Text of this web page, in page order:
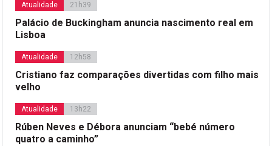
Atualidade 21h39
Palácio de Buckingham anuncia nascimento real em
Lisboa
Atualidade 12h58
Cristiano faz comparações divertidas com filho mais
velho
Atualidade 13h22
Rúben Neves e Débora anunciam “bebé número
quatro a caminho”